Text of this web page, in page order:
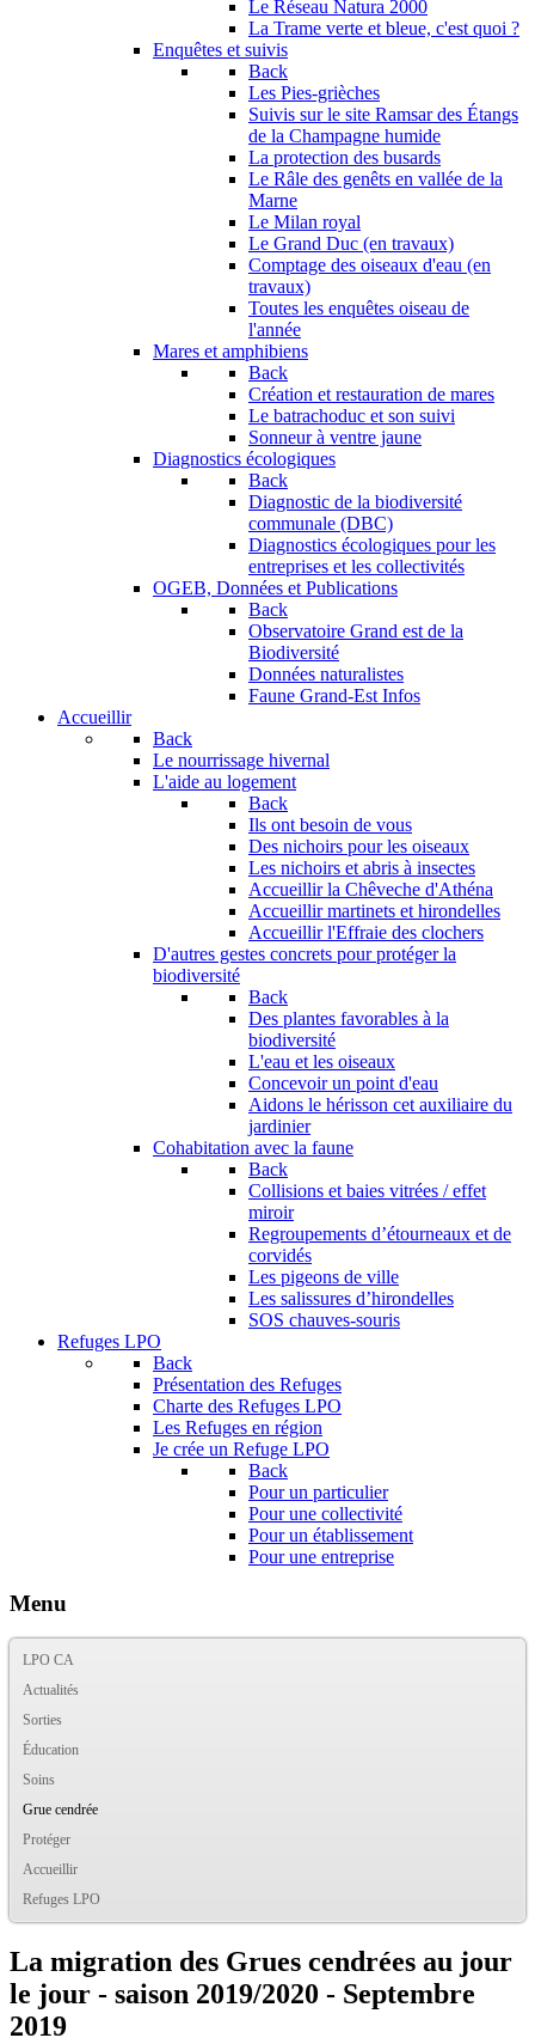
Le Réseau Natura 2000
La Trame verte et bleue, c'est quoi ?
Enquêtes et suivis
Back
Les Pies-grièches
Suivis sur le site Ramsar des Étangs
de la Champagne humide
La protection des busards
Le Râle des genêts en vallée de la
Marne
Le Milan royal
Le Grand Duc (en travaux)
Comptage des oiseaux d'eau (en
travaux)
Toutes les enquêtes oiseau de
l'année
Mares et amphibiens
Back
Création et restauration de mares
Le batrachoduc et son suivi
Sonneur à ventre jaune
Diagnostics écologiques
Back
Diagnostic de la biodiversité
communale (DBC)
Diagnostics écologiques pour les
entreprises et les collectivités
OGEB, Données et Publications
Back
Observatoire Grand est de la
Biodiversité
Données naturalistes
Faune Grand-Est Infos
Accueillir
Back
Le nourrissage hivernal
L'aide au logement
Back
Ils ont besoin de vous
Des nichoirs pour les oiseaux
Les nichoirs et abris à insectes
Accueillir la Chêveche d'Athéna
Accueillir martinets et hirondelles
Accueillir l'Effraie des clochers
D'autres gestes concrets pour protéger la
biodiversité
Back
Des plantes favorables à la
biodiversité
L'eau et les oiseaux
Concevoir un point d'eau
Aidons le hérisson cet auxiliaire du
jardinier
Cohabitation avec la faune
Back
Collisions et baies vitrées / effet
miroir
Regroupements d’étourneaux et de
corvidés
Les pigeons de ville
Les salissures d’hirondelles
SOS chauves-souris
Refuges LPO
Back
Présentation des Refuges
Charte des Refuges LPO
Les Refuges en région
Je crée un Refuge LPO
Back
Pour un particulier
Pour une collectivité
Pour un établissement
Pour une entreprise
Menu
LPO CA
Actualités
Sorties
Éducation
Soins
Grue cendrée
Protéger
Accueillir
Refuges LPO
La migration des Grues cendrées au jour
le jour - saison 2019/2020 - Septembre
2019